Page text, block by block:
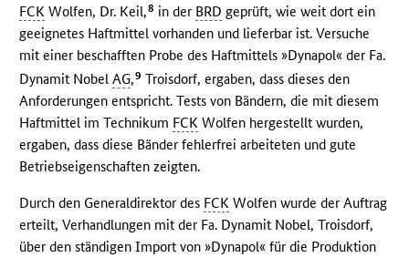
FCK Wolfen, Dr. Keil,8 in der BRD geprüft, wie weit dort ein
geeignetes Haftmittel vorhanden und lieferbar ist. Versuche
mit einer beschafften Probe des Haftmittels »Dynapol« der Fa.
Dynamit NobelAG,9 Troisdorf, ergaben, dass dieses den
Anforderungen entspricht. Tests von Bändern, die mit diesem
Haftmittel im Technikum FCK Wolfen hergestellt wurden,
ergaben, dass diese Bänder fehlerfrei arbeiteten und gute
Betriebseigenschaften zeigten.
Durch den Generaldirektor des FCK Wolfen wurde der Auftrag
erteilt, Verhandlungen mit der Fa. Dynamit Nobel, Troisdorf,
über den ständigen Import von »Dynapol« für die Produktion